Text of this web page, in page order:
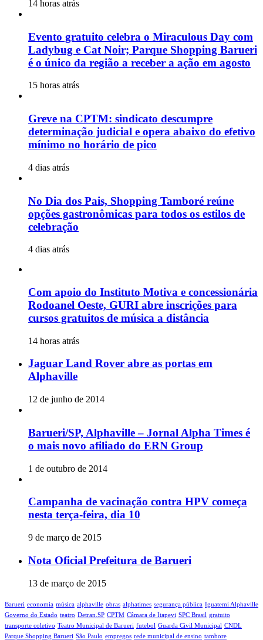
14 horas atrás
Evento gratuito celebra o Miraculous Day com
Ladybug e Cat Noir; Parque Shopping Barueri
é o único da região a receber a ação em agosto
15 horas atrás
Greve na CPTM: sindicato descumpre
determinação judicial e opera abaixo do efetivo
mínimo no horário de pico
4 dias atrás
No Dia dos Pais, Shopping Tamboré reúne
opções gastronômicas para todos os estilos de
celebração
4 dias atrás
Com apoio do Instituto Motiva e concessionária
Rodoanel Oeste, GURI abre inscrições para
cursos gratuitos de música a distância
14 horas atrás
Jaguar Land Rover abre as portas em
Alphaville
12 de junho de 2014
Barueri/SP, Alphaville – Jornal Alpha Times é
o mais novo afiliado do ERN Group
1 de outubro de 2014
Campanha de vacinação contra HPV começa
nesta terça-feira, dia 10
9 de março de 2015
Nota Oficial Prefeitura de Barueri
13 de março de 2015
Barueri economia música alphaville obras alphatimes segurança pública Iguatemi Alphaville
Governo do Estado teatro Detran.SP CPTM Câmara de Itapevi‬ SPC Brasil gratuito
transporte coletivo Teatro Municipal de Barueri futebol Guarda Civil Municipal CNDL
Parque Shopping Barueri São Paulo empregos rede municipal de ensino tambore